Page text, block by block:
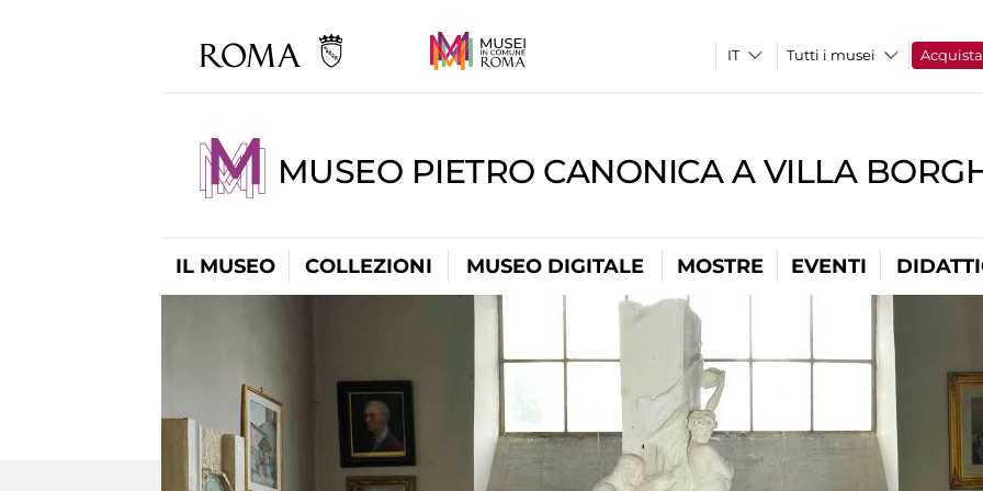
Tutti i musei Acquista
MUSEO PIETRO CANONICA A VILLA
IL MUSEO COLLEZIONI MUSEO DIGITALE MOSTRE EVENTI